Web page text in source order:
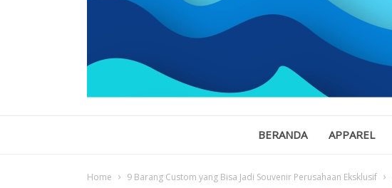
BERANDA APPAREL
Home 9 Barang Custom yang Bisa Jadi Souvenir Perusahaan Eksklusif